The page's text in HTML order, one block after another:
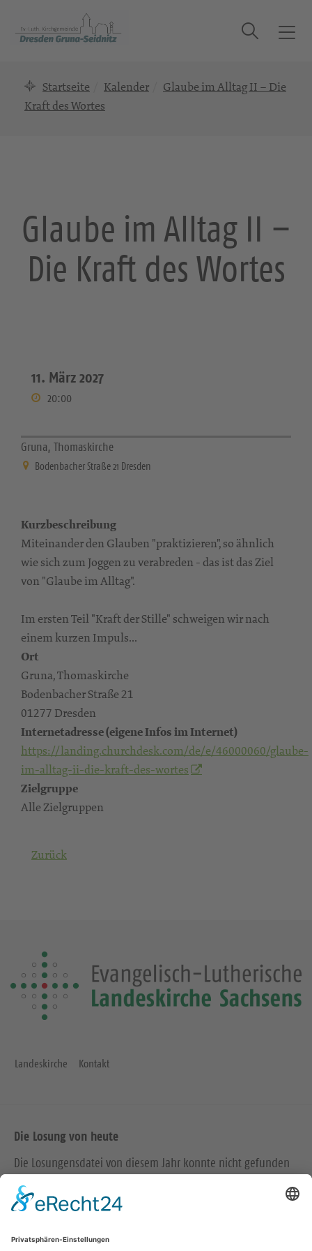
T
g
o
Suche
Startseite Kalender
Glaube im Alltag II – Die
Kraft des Wortes
Glaube im Alltag II –
Die Kraft des Wortes
11. März 2027
20:00
Gruna, Thomaskirche
Bodenbacher Straße 21 Dresden
Kurzbeschreibung
Miteinander den Glauben "praktizieren", so ähnlich
wie sich zum Joggen zu verabreden - das ist das Ziel
von "Glaube im Alltag".
Im ersten Teil "Kraft der Stille" schweigen wir nach
einem kurzen Impuls...
Ort
Gruna, Thomaskirche
Bodenbacher Straße 21
01277 Dresden
Internetadresse (eigene Infos im Internet)
https://landing.churchdesk.com/de/e/46000060/glaube-
im-alltag-ii-die-kraft-des-wortes
Zielgruppe
Alle Zielgruppen
Zurück
Landeskirche Kontakt
Die Losung von heute
Die Losungensdatei von diesem Jahr konnte nicht gefunden
werden. Wie das Problem gelöst werden kann, können Sie
hiernachlesen.